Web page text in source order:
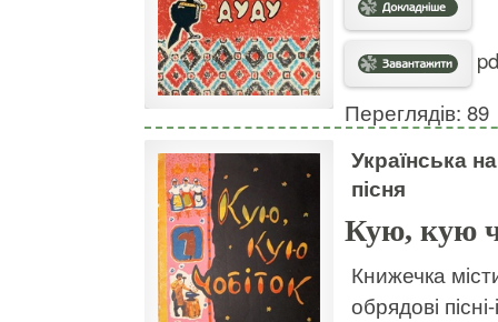
Переглядів: 89
Українська
пісня
Кую, кую
Книжечка
обрядові